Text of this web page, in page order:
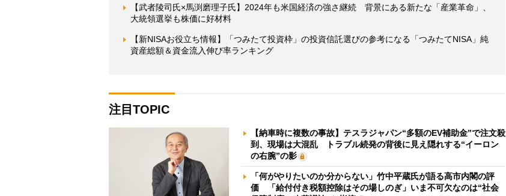
【武者陵司氏×馬渕磨理子氏】2024年も米国経済の強さ継続 背景にある新たな「産業革命」、
大統領選挙も株価に好材料
【新NISAお役立ち情報】「つみたて投資枠」の投資信託選びの参考になる「つみたてNISA」純
資産総額＆資金流入伸び率ランキング
注目TOPIC
【納車時に複数の事故】テスラジャパン“多額のEV補助金”で注文殺
到、現場は大混乱 トラブル続発の背後に見え隠れする“イーロン
の右腕”の影
「何がやりたいのか分からない」竹中平蔵氏が語る高市内閣の評
価 「給付付き税額控除はその場しのぎ」いま不可欠なのは“社会